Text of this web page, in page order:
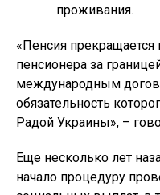
проживания.
«Пенсия
пенсионера за
международным
обязательность
Радой Украины», –
Еще несколько лет
начало процедуру